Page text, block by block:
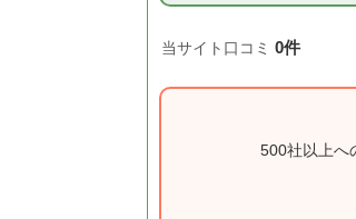
当サイト口コミ 0件
500社以上へ